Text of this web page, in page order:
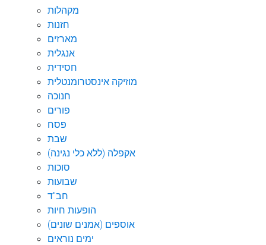
מקהלות
חזנות
מארזים
אנגלית
חסידית
מוזיקה אינסטרומנטלית
חנוכה
פורים
פסח
שבת
אקפלה (ללא כלי נגינה)
סוכות
שבועות
חב"ד
הופעות חיות
אוספים (אמנים שונים)
ימים נוראים